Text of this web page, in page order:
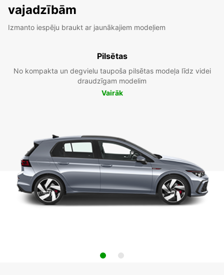
vajadzībām
Izmanto iespēju braukt ar jaunākajiem modeļiem
Pilsētas
No kompakta un degvielu taupoša pilsētas modeļa līdz videi
draudzīgam modelim
Vairāk